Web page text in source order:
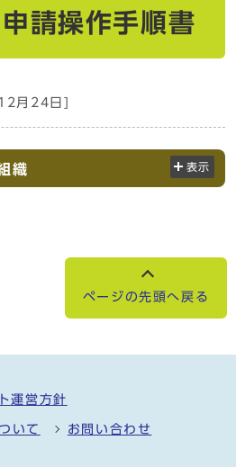
請操作手順書
月24日]
織 表示
ページの先頭へ戻る
運営方針
いて お問い合わせ